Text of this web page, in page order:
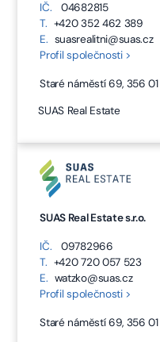
IČ.
04682815
T. +420 352 462 389
E. suasrealitni@suas.cz
Profil společnosti >
Staré náměstí 69, 356
SUAS Real Estate
SUAS Real Estate s.r.o.
IČ.
09782966
T. +420 720 057 523
E. watzko@suas.cz
Profil společnosti >
Staré náměstí 69, 356